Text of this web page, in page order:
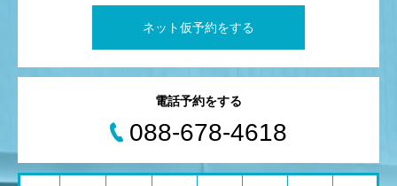
ネット仮予約をする
電話予約をする
088-678-4618